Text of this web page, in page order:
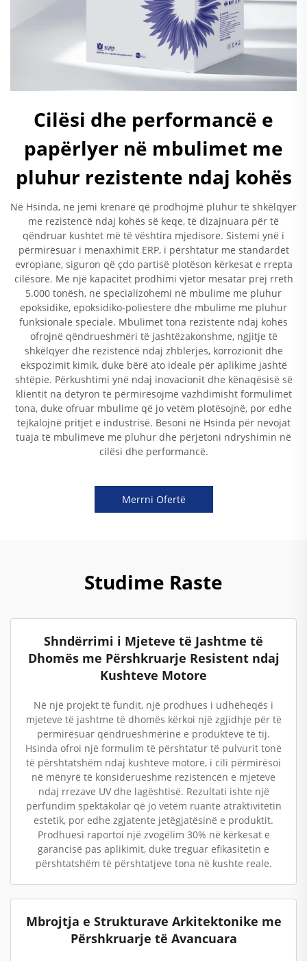
Cilësi dhe performancë e
papërlyer në mbulimet me
pluhur rezistente ndaj kohës
Në Hsinda, ne jemi krenarë që prodhojmë pluhur të shkëlqyer
me rezistencë ndaj kohës së keqe, të dizajnuara për të
qëndruar kushtet më të vështira mjedisore. Sistemi ynë i
përmirësuar i menaxhimit ERP, i përshtatur me standardet
evropiane, siguron që çdo partisë plotëson kërkesat e rrepta
cilësore. Me një kapacitet prodhimi vjetor mesatar prej rreth
5.000 tonësh, ne specializohemi në mbulime me pluhur
epoksidike, epoksidiko-poliestere dhe mbulime me pluhur
funksionale speciale. Mbulimet tona rezistente ndaj kohës
ofrojnë qëndrueshmëri të jashtëzakonshme, ngjitje të
shkëlqyer dhe rezistencë ndaj zhblerjes, korrozionit dhe
ekspozimit kimik, duke bërë ato ideale për aplikime jashtë
shtëpie. Përkushtimi ynë ndaj inovacionit dhe kënaqësisë së
klientit na detyron të përmirësojmë vazhdimisht formulimet
tona, duke ofruar mbulime që jo vetëm plotësojnë, por edhe
tejkalojnë pritjet e industrisë. Besoni në Hsinda për nevojat
tuaja të mbulimeve me pluhur dhe përjetoni ndryshimin në
cilësi dhe performancë.
Merrni Ofertë
Studime Raste
Shndërrimi i Mjeteve të Jashtme të
Dhomës me Përshkruarje Resistent ndaj
Kushteve Motore
Në një projekt të fundit, një prodhues i udhëheqës i
mjeteve të jashtme të dhomës kërkoi një zgjidhje për të
përmirësuar qëndrueshmërinë e produkteve të tij.
Hsinda ofroi një formulim të përshtatur të pulvurit tonë
të përshtatshëm ndaj kushteve motore, i cili përmirësoi
në mënyrë të konsiderueshme rezistencën e mjeteve
ndaj rrezave UV dhe lagështisë. Rezultati ishte një
përfundim spektakolar që jo vetëm ruante atraktivitetin
estetik, por edhe zgjatente jetëgjatësinë e produktit.
Prodhuesi raportoi një zvogëlim 30% në kërkesat e
garancisë pas aplikimit, duke treguar efikasitetin e
përshtatshëm të përshtatjeve tona në kushte reale.
Mbrojtja e Strukturave Arkitektonike me
Përshkruarje të Avancuara